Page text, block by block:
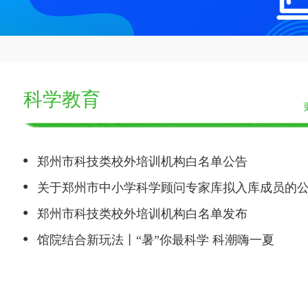
科学教育
郑州市科技类校外培训机构白名单公告
郑州市科技类校外培训机构白名单发布
馆院结合新玩法丨“暑”你最科学 科潮嗨一夏